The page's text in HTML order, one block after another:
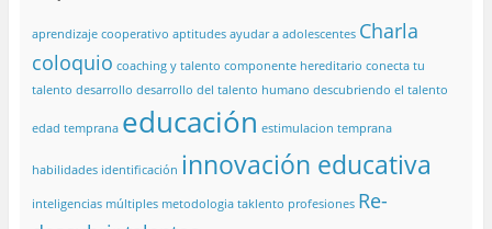
aprendizaje cooperativo aptitudes ayudar a adolescentes Charla
coloquio coaching y talento componente hereditario conecta tu
talento desarrollo desarrollo del talento humano descubriendo el talento
edad temprana educación estimulacion temprana
habilidades identificación innovación educativa
inteligencias múltiples metodologia taklento profesiones Re-